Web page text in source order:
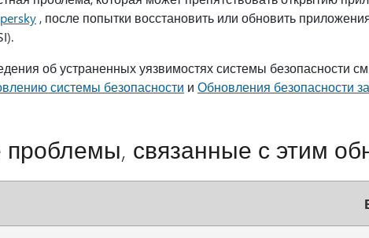
, после попытки восстановить или обновить
об устраненных уязвимостях системы безопасности
системы безопасности и Обновления безопасности
проблемы, связанные с этим